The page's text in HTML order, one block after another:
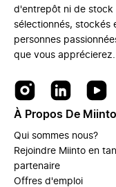
d'entrepôt ni de stock
sélectionnés, stockés
personnes
que vous
À Propos De Miinto
Qui sommes nous?
Rejoindre Miinto en
partenaire
Offres d'emploi